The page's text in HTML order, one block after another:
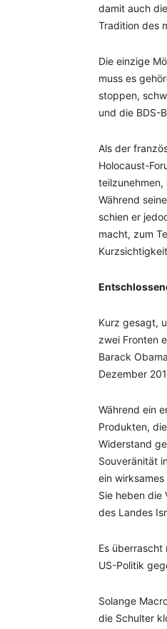
damit auch
Tradition des
Die einzige
muss es
stoppen,
und die BDS-
Als der
Holocaust-
teilzunehmen,
Während
schien er
macht, zum
Kurz gesagt,
zwei Fronten
Barack
Dezember
Während ein
Produkten,
Widerstand
Souveränität
ein
Sie heben die
des Landes
Es
US-Politik
Solange
die Schulter